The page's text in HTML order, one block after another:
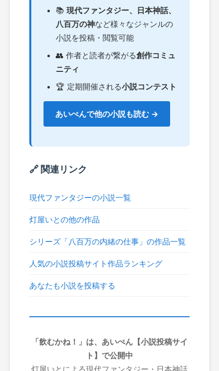
📚 現代ファンタジー、日本神話、
八百万の神など様々なジャンルの
小説を投稿・閲覧可能
👥 作者と読者が繋がる創作コミュ
ニティ
🏆 定期開催される小説コンテスト
あいぺんで他の小説も読む →
🔗 関連リンク
現代ファンタジーの小説一覧
灯屋いとの他の作品
シリーズ「八百万の内緒の仕事」の作品一覧
人気の小説投稿サイト作品ランキング
あなたも小説を投稿する
「飲むかね！」は、あいぺん【小説投稿サイ
ト】で公開中
灯屋いとによる現代ファンタジー・日本神話